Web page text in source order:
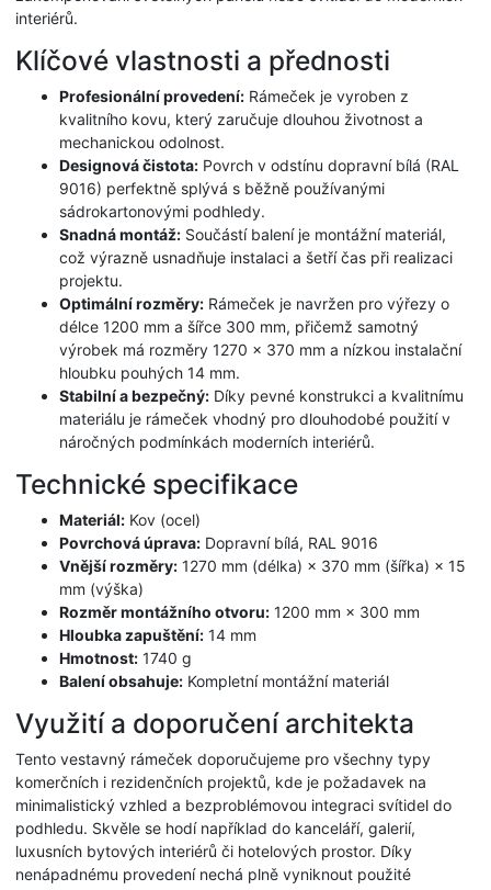
interiérů.
Klíčové vlastnosti a přednosti
Profesionální provedení: Rámeček je vyroben z
kvalitního kovu, který zaručuje dlouhou životnost a
mechanickou odolnost.
Designová čistota: Povrch v odstínu dopravní bílá (RAL
9016) perfektně splývá s běžně používanými
sádrokartonovými podhledy.
Snadná montáž: Součástí balení je montážní materiál,
což výrazně usnadňuje instalaci a šetří čas při realizaci
projektu.
Optimální rozměry: Rámeček je navržen pro výřezy o
délce 1200 mm a šířce 300 mm, přičemž samotný
výrobek má rozměry 1270 x 370 mm a nízkou instalační
hloubku pouhých 14 mm.
Stabilní a bezpečný: Díky pevné konstrukci a kvalitnímu
materiálu je rámeček vhodný pro dlouhodobé použití v
náročných podmínkách moderních interiérů.
Technické specifikace
Materiál: Kov (ocel)
Povrchová úprava: Dopravní bílá, RAL 9016
Vnější rozměry: 1270 mm (délka) × 370 mm (šířka) × 15
mm (výška)
Rozměr montážního otvoru: 1200 mm × 300 mm
Hloubka zapuštění: 14 mm
Hmotnost: 1740 g
Balení obsahuje: Kompletní montážní materiál
Využití a doporučení architekta
Tento vestavný rámeček doporučujeme pro všechny typy
komerčních i rezidenčních projektů, kde je požadavek na
minimalistický vzhled a bezproblémovou integraci svítidel do
podhledu. Skvěle se hodí například do kanceláří, galerií,
luxusních bytových interiérů či hotelových prostor. Díky
nenápadnému provedení nechá plně vyniknout použité